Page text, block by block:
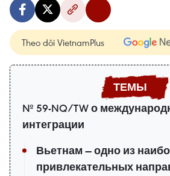
Theo dõi VietnamPlus
№ 59-NQ/TW о
интеграции
Вьетнам — одно из
привлекательных